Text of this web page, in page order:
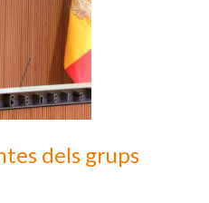
dels grups